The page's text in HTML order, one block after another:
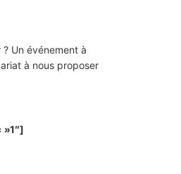
Un événement à
à nous proposer